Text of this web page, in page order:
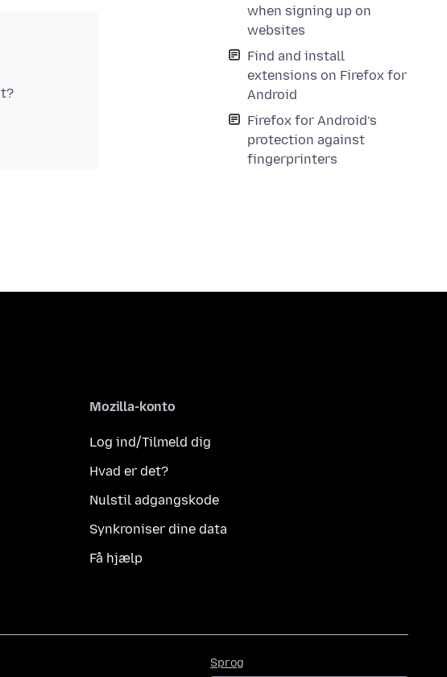
when signing up on
websites
Find and install
extensions on Firefox for
Android
Firefox for Android’s
protection against
fingerprinters
Mozilla-konto
Log ind/Tilmeld dig
Hvad er det?
Nulstil adgangskode
Synkroniser dine data
Få hjælp
Sprog